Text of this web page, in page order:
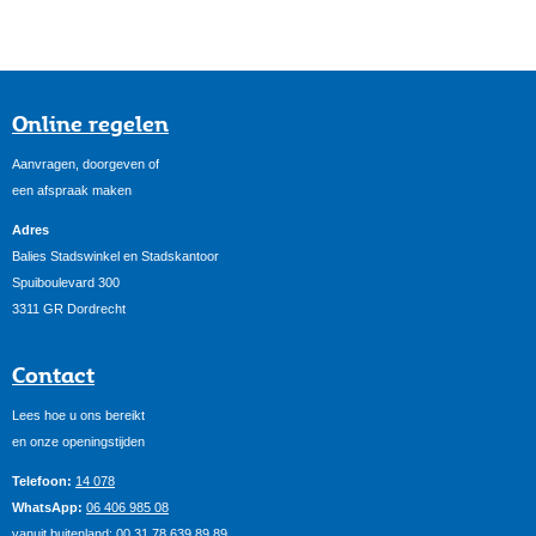
Online regelen
Aanvragen, doorgeven of
een afspraak maken
Adres
Balies Stadswinkel en Stadskantoor
Spuiboulevard 300
3311 GR Dordrecht
Contact
Lees hoe u ons bereikt
en onze openingstijden
Telefoon: 14 078
WhatsApp: 06 406 985 08